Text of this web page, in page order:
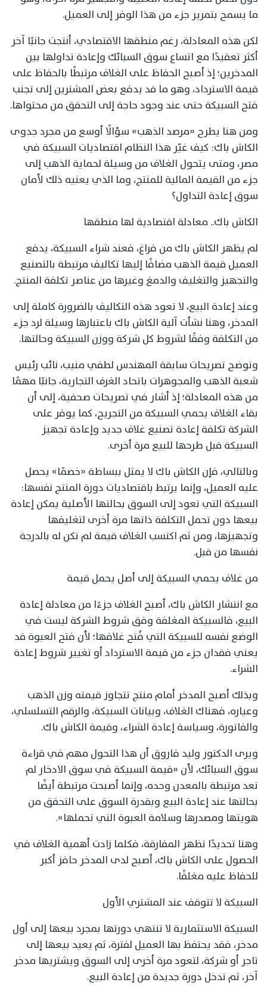
ما يسمح بتمرير جزء من هذا الوفر إلى العميل.
لكن هذه المعادلة، رغم منطقها الاقتصادي، أنتجت جانبًا آخر
أكثر تعقيدًا مع اتساع سوق السبائك وإعادة تداولها بين
المدخرين؛ إذ أصبح الحفاظ على الغلاف مرتبطًا بالحفاظ على
قيمة الاسترداد، وهو ما قد يدفع بعض المشترين إلى تجنب
فتح السبيكة حتى عند وجود حاجة إلى التحقق من محتواها.
ومن هنا يطرح «مرصد الذهب» سؤالًا أوسع من مجرد جدوى
الكاش باك: كيف غيّر هذا النظام اقتصاديات السبيكة في
مصر، ومتى يتحول الغلاف من وسيلة لحماية الذهب إلى
جزء من القيمة المالية للمنتج، وما الذي يعنيه ذلك لأمان
سوق إعادة التداول؟
الكاش باك.. معادلة اقتصادية لها منطقها
لم يظهر الكاش باك من فراغ، فعند شراء السبيكة، يدفع
العميل قيمة الذهب مضافًا إليها تكاليف مرتبطة بالتصنيع
والتجهيز والتغليف والدمغ وغيرها من عناصر تكلفة المنتج.
وعند إعادة البيع، لا تعود هذه التكاليف بالضرورة كاملة إلى
المدخر، وهنا نشأت آلية الكاش باك باعتبارها وسيلة لرد جزء
من التكلفة وفقًا لشروط كل شركة ووزن السبيكة وحالتها.
وتوضح تصريحات سابقة المهندس لطفي منيب، نائب رئيس
شعبة الذهب والمجوهرات باتحاد الغرف التجارية، جانبًا مهمًا
من هذه المعادلة؛ إذ أشار في تصريحات صحفية، إلى أن
بقاء الغلاف يحمي السبيكة من التجريح، كما يوفر على
الشركة تكلفة إعادة تصنيع غلاف جديد وإعادة تجهيز
السبيكة قبل طرحها للبيع مرة أخرى.
وبالتالي، فإن الكاش باك لا يمثل ببساطة «خصمًا» يحصل
عليه العميل، وإنما يرتبط باقتصاديات دورة المنتج نفسها:
السبيكة التي تعود إلى السوق بحالتها الأصلية يمكن إعادة
بيعها دون تحمل التكلفة ذاتها مرة أخرى لتغليفها
وتجهيزها، ومن ثم اكتسب الغلاف قيمة لم تكن له بالدرجة
نفسها من قبل.
من غلاف يحمي السبيكة إلى أصل يحمل قيمة
مع انتشار الكاش باك، أصبح الغلاف جزءًا من معادلة إعادة
البيع، فالسبيكة المغلفة وفق شروط الشركة ليست في
الوضع نفسه للسبيكة التي فُتح غلافها؛ لأن فتح العبوة قد
يعني فقدان جزء من قيمة الاسترداد أو تغيير شروط إعادة
الشراء.
وبذلك أصبح المدخر أمام منتج تتجاوز قيمته وزن الذهب
وعياره، فهناك الغلاف، وبيانات السبيكة، والرقم التسلسلي،
والفاتورة، وسياسة إعادة الشراء، وقيمة الكاش باك.
ويرى الدكتور وليد فاروق أن هذا التحول مهم في قراءة
سوق السبائك، لأن «قيمة السبيكة في سوق الادخار لم
تعد مرتبطة بالمعدن وحده، وإنما أصبحت مرتبطة أيضًا
بحالتها عند إعادة البيع وبقدرة السوق على التحقق من
هويتها ومصدرها وسلامة العبوة التي تحملها».
وهنا تحديدًا تظهر المفارقة، فكلما زادت أهمية الغلاف في
الحصول على الكاش باك، أصبح لدى المدخر حافز أكبر
للحفاظ عليه مغلقًا.
السبيكة لا تتوقف عند المشتري الأول
السبيكة الاستثمارية لا تنتهي دورتها بمجرد بيعها إلى أول
مدخر، فقد يحتفظ بها العميل لفترة، ثم يعيد بيعها إلى
تاجر أو شركة، لتعود مرة أخرى إلى السوق ويشتريها مدخر
آخر، ثم تدخل دورة جديدة من إعادة البيع.